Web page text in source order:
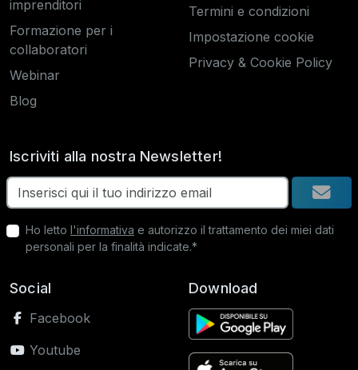
imprenditori
Formazione per i
collaboratori
Webinar
Blog
Termini e condizioni
Impostazione cookie
Privacy & Cookie Policy
Iscriviti alla nostra Newsletter!
Ho letto l'informativa e autorizzo il trattamento dei miei dati
personali per la finalità indicate.*
Social
Facebook
Youtube
Download